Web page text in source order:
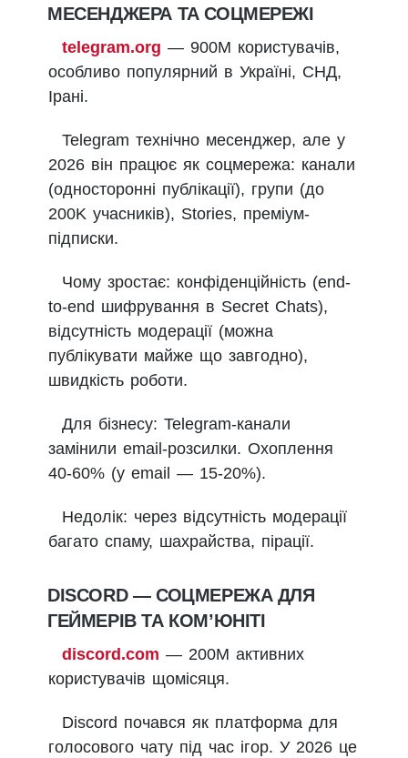
МЕСЕНДЖЕРА ТА СОЦМЕРЕЖІ
telegram.org — 900М користувачів,
особливо популярний в Україні, СНД,
Ірані.
Telegram технічно месенджер, але у
2026 він працює як соцмережа: канали
(односторонні публікації), групи (до
200K учасників), Stories, преміум-
підписки.
Чому зростає: конфіденційність (end-
to-end шифрування в Secret Chats),
відсутність модерації (можна
публікувати майже що завгодно),
швидкість роботи.
Для бізнесу: Telegram-канали
замінили email-розсилки. Охоплення
40-60% (у email — 15-20%).
Недолік: через відсутність модерації
багато спаму, шахрайства, пірації.
DISCORD — СОЦМЕРЕЖА ДЛЯ
ГЕЙМЕРІВ ТА КОМ’ЮНІТІ
discord.com — 200М активних
користувачів щомісяця.
Discord почався як платформа для
голосового чату під час ігор. У 2026 це